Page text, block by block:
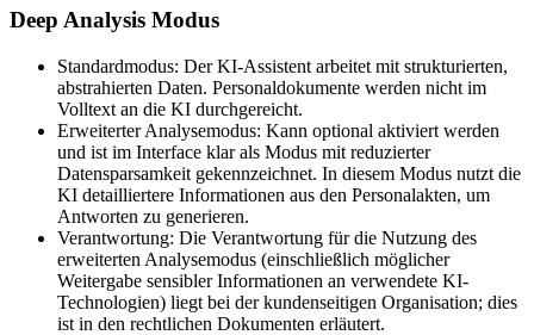
Deep Analysis Modus
Standardmodus: Der KI-Assistent arbeitet mit strukturierten,
abstrahierten Daten. Personaldokumente werden nicht im
Volltext an die KI durchgereicht.
Erweiterter Analysemodus: Kann optional aktiviert werden
und ist im Interface klar als Modus mit reduzierter
Datensparsamkeit gekennzeichnet. In diesem Modus nutzt die
KI detailliertere Informationen aus den Personalakten, um
Antworten zu generieren.
Verantwortung: Die Verantwortung für die Nutzung des
erweiterten Analysemodus (einschließlich möglicher
Weitergabe sensibler Informationen an verwendete KI-
Technologien) liegt bei der kundenseitigen Organisation; dies
ist in den rechtlichen Dokumenten erläutert.